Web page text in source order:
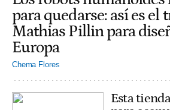
para quedarse: así es el
Mathias Pillin para
Europa
Chema Flores
Esta